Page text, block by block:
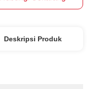
Deskripsi Produk